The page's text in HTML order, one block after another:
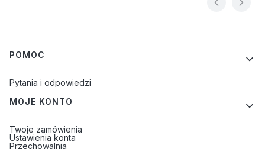
Linki w stopce
POMOC
Pytania i odpowiedzi
MOJE KONTO
Twoje zamówienia
Ustawienia konta
Przechowalnia